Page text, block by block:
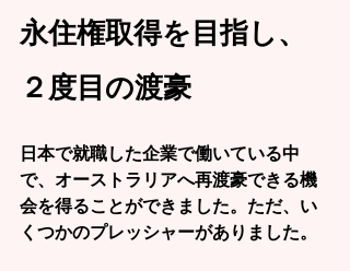
永住権取得を目指し、
２度目の渡豪
日本で就職した企業で働いている中
で、オーストラリアへ再渡豪できる機
会を得ることができました。ただ、い
くつかのプレッシャーがありました。